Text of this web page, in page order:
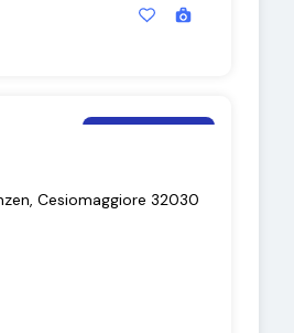
Porzione di casa
Cesiomaggiore 32030